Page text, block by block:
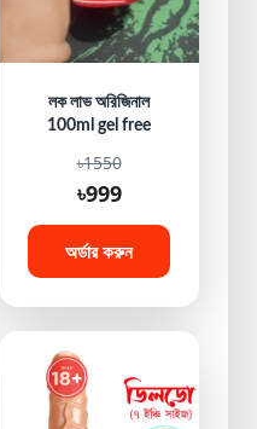
লক লাভ অরিজিনাল
100ml gel free
৳1550
৳999
অর্ডার করুন